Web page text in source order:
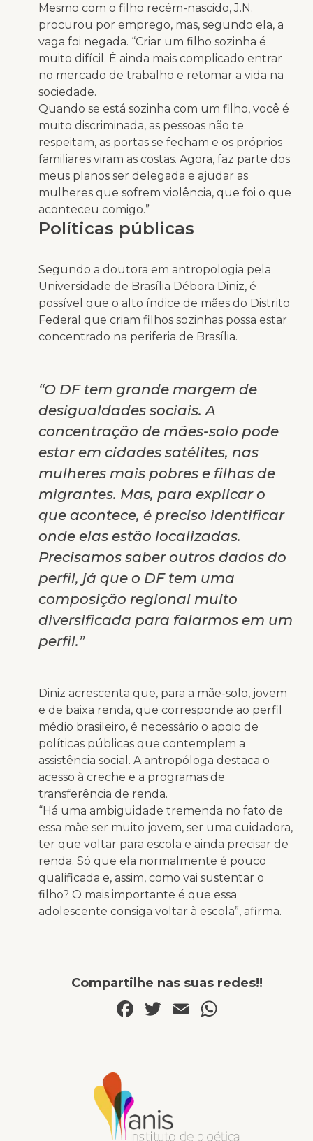
Mesmo com o filho recém-nascido, J.N.
procurou por emprego, mas, segundo ela, a
vaga foi negada. “Criar um filho sozinha é
muito difícil. É ainda mais complicado entrar
no mercado de trabalho e retomar a vida na
sociedade.
Quando se está sozinha com um filho, você é
muito discriminada, as pessoas não te
respeitam, as portas se fecham e os próprios
familiares viram as costas. Agora, faz parte dos
meus planos ser delegada e ajudar as
mulheres que sofrem violência, que foi o que
aconteceu comigo.”
Políticas públicas
Segundo a doutora em antropologia pela
Universidade de Brasília Débora Diniz, é
possível que o alto índice de mães do Distrito
Federal que criam filhos sozinhas possa estar
concentrado na periferia de Brasília.
“O DF tem grande margem de
desigualdades sociais. A
concentração de mães-solo pode
estar em cidades satélites, nas
mulheres mais pobres e filhas de
migrantes. Mas, para explicar o
que acontece, é preciso identificar
onde elas estão localizadas.
Precisamos saber outros dados do
perfil, já que o DF tem uma
composição regional muito
diversificada para falarmos em um
perfil.”
Diniz acrescenta que, para a mãe-solo, jovem
e de baixa renda, que corresponde ao perfil
médio brasileiro, é necessário o apoio de
políticas públicas que contemplem a
assistência social. A antropóloga destaca o
acesso à creche e a programas de
transferência de renda.
“Há uma ambiguidade tremenda no fato de
essa mãe ser muito jovem, ser uma cuidadora,
ter que voltar para escola e ainda precisar de
renda. Só que ela normalmente é pouco
qualificada e, assim, como vai sustentar o
filho? O mais importante é que essa
adolescente consiga voltar à escola”, afirma.
Compartilhe nas suas redes!!
Facebook
Twitter
Email